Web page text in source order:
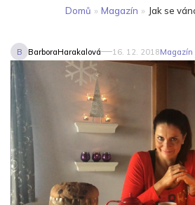
Domů » Magazín » Jak se
B BarboraHarakalová 16. 12. 2018Magazín